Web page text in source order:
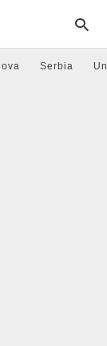
Serbia